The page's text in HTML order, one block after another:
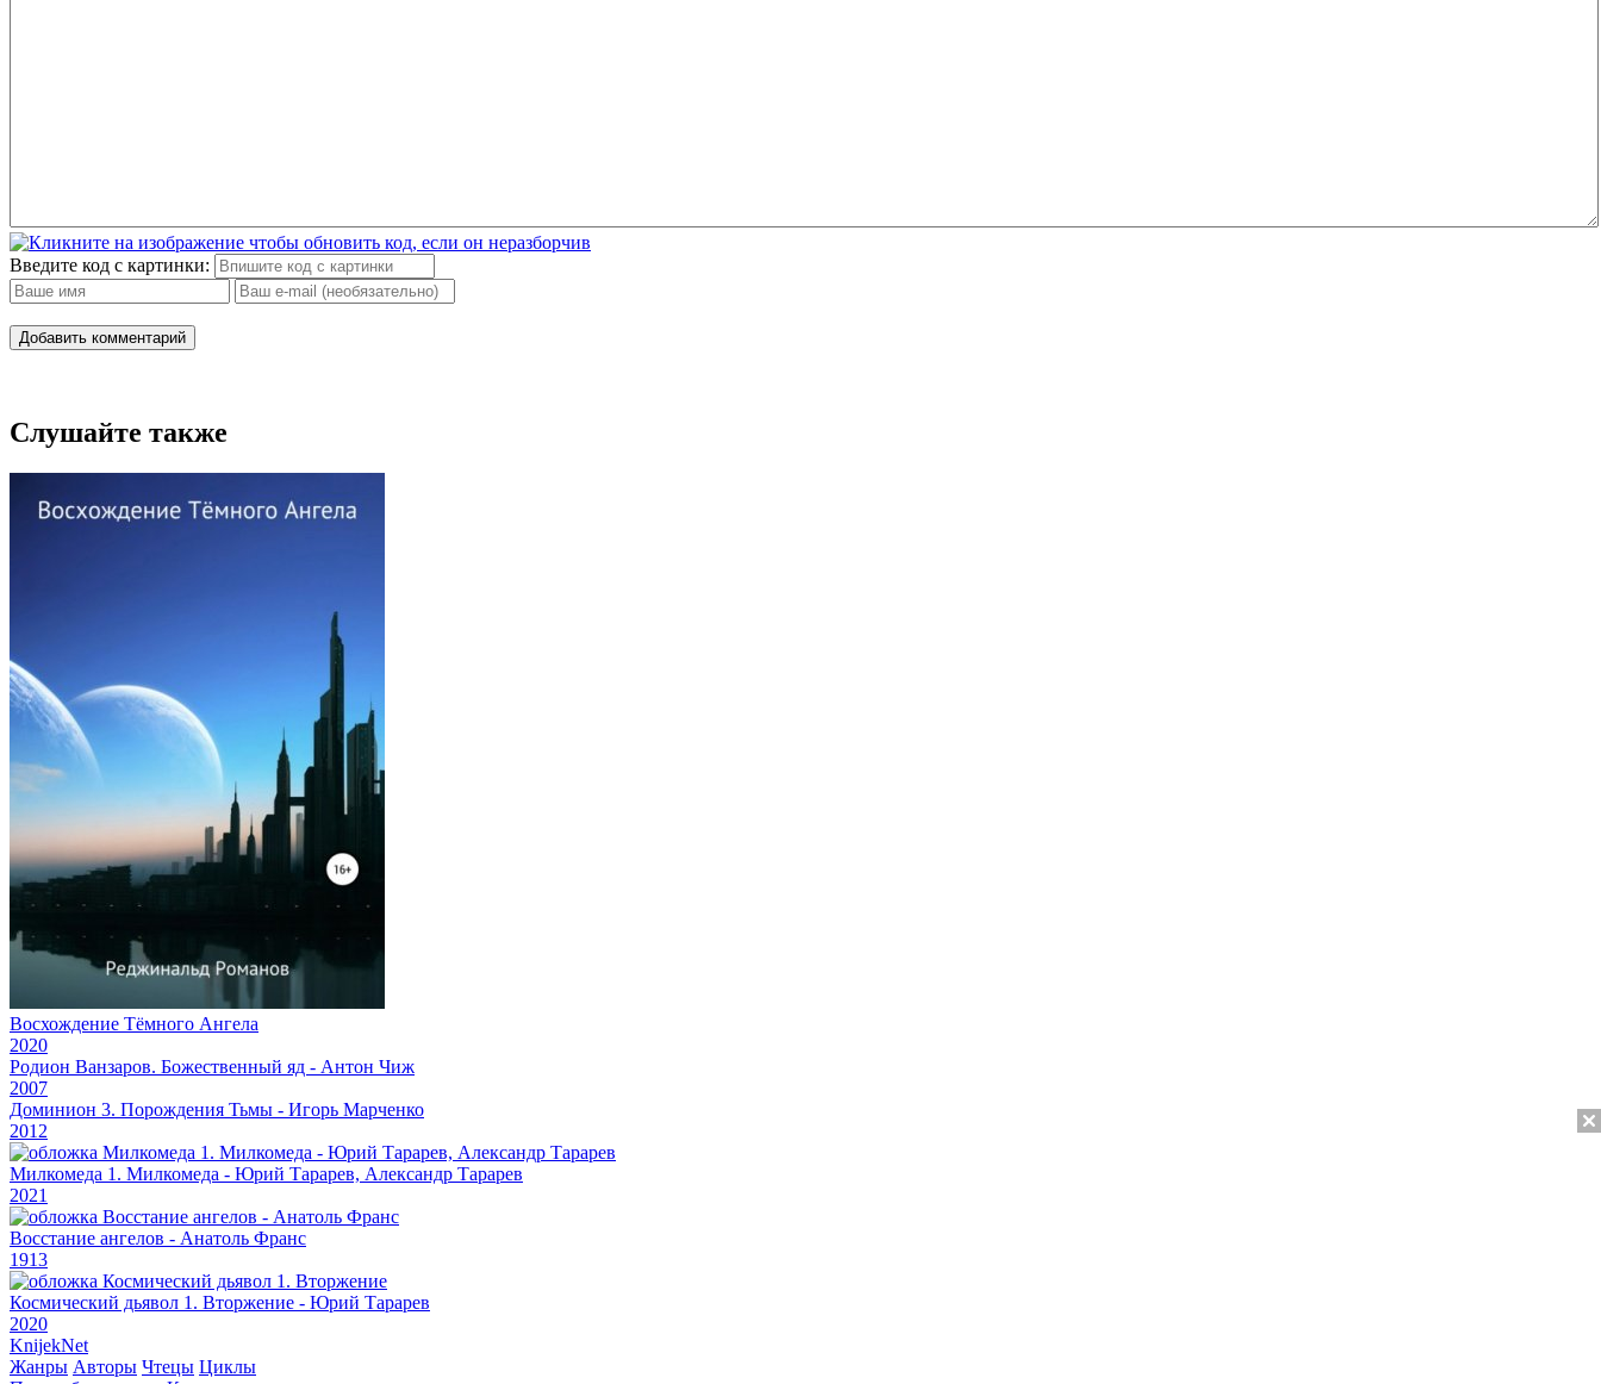
Введите код с картинки:
Добавить комментарий
Слушайте также
Восхождение Тёмного Ангела
2020
Родион Ванзаров. Божественный яд - Антон Чиж
2007
Доминион 3. Порождения Тьмы - Игорь Марченко
2012
Милкомеда 1. Милкомеда - Юрий Тарарев, Александр Тарарев
2021
Восстание ангелов - Анатоль Франс
1913
Космический дьявол 1. Вторжение - Юрий Тарарев
2020
KnijekNet
Жанры Авторы Чтецы Циклы